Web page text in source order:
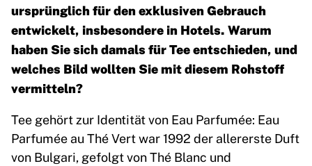
ursprünglich für den exklusiven Gebrauch
entwickelt, insbesondere in Hotels. Warum
haben Sie sich damals für Tee entschieden, und
welches Bild wollten Sie mit diesem Rohstoff
vermitteln?
Tee gehört zur Identität von Eau Parfumée: Eau
Parfumée au Thé Vert war 1992 der allererste Duft
von Bulgari, gefolgt von Thé Blanc und